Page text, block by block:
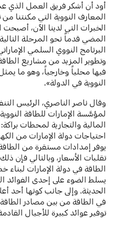
أود أن أشكر فريق العمل الذي
المعارف النووية التي مكنتنا
الخبرات التي لدينا الآن،
المضي قدماً نحو المرحلة
البرنامج النووي السلمي
وتطوير المزيد من مشاريع الطاقة
فيها محلياً وخارجياً، وهو ما
النووية في الدولة».
وقال ناصر الناصري، الرئيس
لمؤسَّسة الإمارات للطاقة
المالية والتجارية لمحطات
احتياجات دولة الإمارات من
تقلبات الأسعار، وبالتالي فإن
الطاقة في دولة الإمارات
يسلط الضوء على إحدى الفوائد
الحديثة. وإلى جانب كونها أحد
في الطاقة من بين مصادر
توفير عوائد كبيرة للأجيال